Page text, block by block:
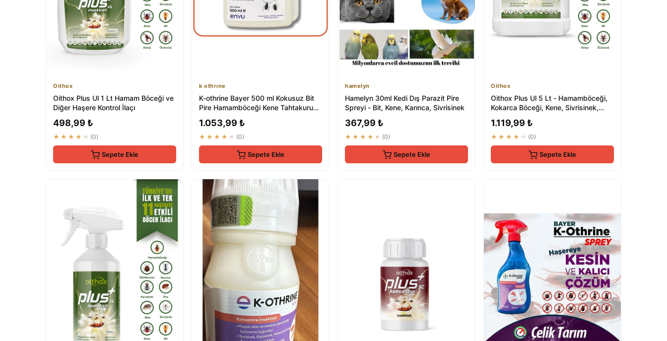
Oithox
Oithox Plus Ul 1 Lt Hamam Böceği ve
Diğer Haşere Kontrol İlaçı
498,99 ₺
★★★★★ (0)
Sepete Ekle
k othrıne
K-othrine Bayer 500 ml Kokusuz Bit
Pire Hamamböceği Kene Tahtakurusu
1.053,99 ₺
★★★★★ (0)
Sepete Ekle
hamelyn
Hamelyn 30ml Kedi Dış Parazit Pire
Spreyi - Bit, Kene, Karınca, Sivrisinek
367,99 ₺
★★★★★ (0)
Sepete Ekle
Oithox
Oithox Plus Ul 5 Lt - Hamamböceği,
Kokarca Böceği, Kene, Sivrisinek,
1.119,99 ₺
★★★★★ (0)
Sepete Ekle